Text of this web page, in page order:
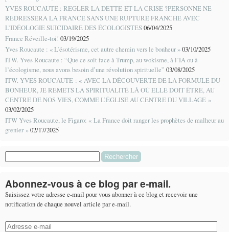
YVES ROUCAUTE : REGLER LA DETTE ET LA CRISE ?PERSONNE NE
REDRESSERA LA FRANCE SANS UNE RUPTURE FRANCHE AVEC
L’IDÉOLOGIE SUICIDAIRE DES ÉCOLOGISTES06/04/2025
France Réveille-toi! 03/19/2025
Yves Roucaute : « L’ésotérisme, cet autre chemin vers le bonheur »03/10/2025
ITW. Yves Roucaute : “Que ce soit face à Trump, au wokisme, à l’IA ou à
l’écologisme, nous avons besoin d’une révolution spirituelle” 03/08/2025
ITW. YVES ROUCAUTE : « AVEC LA DÉCOUVERTE DE LA FORMULE DU
BONHEUR, JE REMETS LA SPIRITUALITÉ LÀ OÙ ELLE DOIT ÊTRE, AU
CENTRE DE NOS VIES, COMME L’ÉGLISE AU CENTRE DU VILLAGE »
03/02/2025
ITW Yves Roucaute, le Figaro: « La France doit ranger les prophètes de malheur au
grenier »02/17/2025
Abonnez-vous à ce blog par e-mail.
Saisissez votre adresse e-mail pour vous abonner à ce blog et recevoir une
notification de chaque nouvel article par e-mail.
Adresse